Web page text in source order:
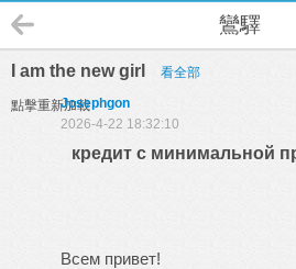
鸞驛
I am the new girl 看全部
點擊重新加載Josephgon
2026-4-22 18:32:10
кредит с минимальной
Всем привет!